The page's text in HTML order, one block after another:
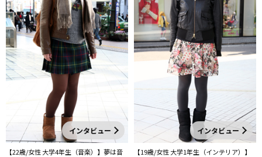
インタビュー
【22歳/女性 大学4年生（音楽）】夢は音
インタビュー
【19歳/女性 大学1年生（インテリア）】